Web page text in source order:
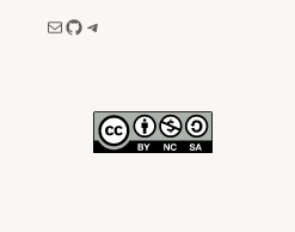
电子邮件GitHub Telegram